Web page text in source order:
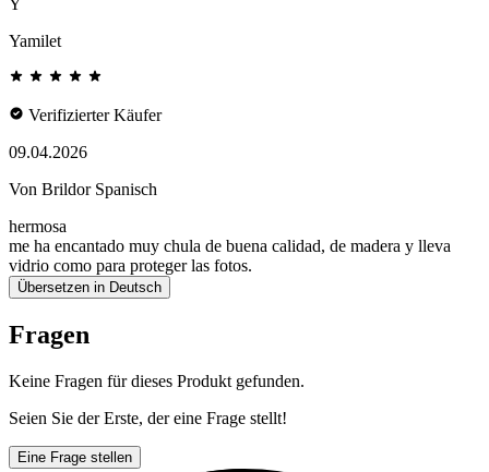
Y
Yamilet
Verifizierter Käufer
09.04.2026
Von Brildor Spanisch
hermosa
me ha encantado muy chula de buena calidad, de madera y lleva
vidrio como para proteger las fotos.
Übersetzen in Deutsch
Fragen
Keine Fragen für dieses Produkt gefunden.
Seien Sie der Erste, der eine Frage stellt!
Eine Frage stellen